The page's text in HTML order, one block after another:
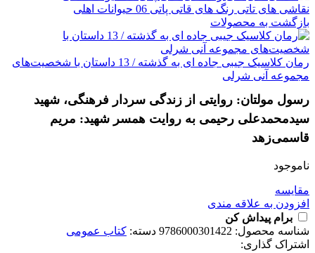
نقاشی های تاتی رنگ های قاتی پاتی 06 حیوانات اهلی
بازگشت به محصولات
رمان کلاسیک جیبی جاده ای به گذشته / 13 داستان با شخصیت‌های
مجموعه آنی شرلی
رسول مولتان: روایتی از زندگی سردار فرهنگی، شهید
سیدمحمدعلی رحیمی به روایت همسر شهید: مریم
قاسمی‌زهد
ناموجود
مقايسه
افزودن به علاقه مندی
برام پیداش کن
شناسه محصول: 9786000301422 دسته: کتاب عمومی
اشتراک گذاری: